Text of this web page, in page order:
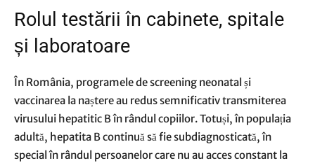
Rolul testării în cabinete, spitale
și laboratoare
În România, programele de screening neonatal și
vaccinarea la naștere au redus semnificativ transmiterea
virusului hepatitic B în rândul copiilor. Totuși, în populația
adultă, hepatita B continuă să fie subdiagnosticată, în
special în rândul persoanelor care nu au acces constant la